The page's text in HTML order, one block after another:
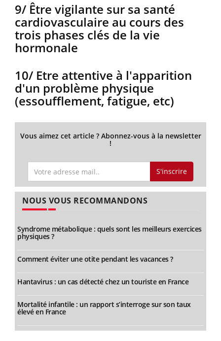
9/ Être vigilante sur sa santé
cardiovasculaire au cours des
trois phases clés de la vie
hormonale
10/ Etre attentive à l'apparition
d'un problème physique
(essoufflement, fatigue, etc)
Vous aimez cet article ? Abonnez-vous à la newsletter
!
S'inscrire
NOUS VOUS RECOMMANDONS
Syndrome métabolique : quels sont les meilleurs exercices
physiques ?
Comment éviter une otite pendant les vacances ?
Hantavirus : un cas détecté chez un touriste en France
Mortalité infantile : un rapport s’interroge sur son taux
élevé en France